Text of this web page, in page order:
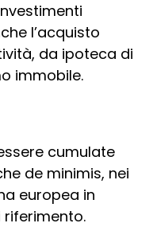
l’acquisto
da ipoteca di
immobile.
cumulate
de minimis, nei
europea in